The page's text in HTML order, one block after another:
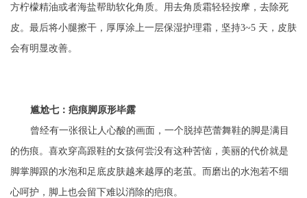
方柠檬精油或者海盐帮助软化角质。用去角质霜轻轻按摩，去除死
皮。最后将小腿擦干，厚厚涂上一层保湿护理霜，坚持3~5 天，皮肤
会有明显改善。
尴尬七：疤痕脚原形毕露
曾经有一张很让人心酸的画面，一个脱掉芭蕾舞鞋的脚是满目
的伤痕。喜欢穿高跟鞋的女孩何尝没有这种苦恼，美丽的代价就是
脚掌脚跟的水泡和足底皮肤越来越厚的老茧。而磨出的水泡若不细
心呵护，脚上也会留下难以消除的疤痕。